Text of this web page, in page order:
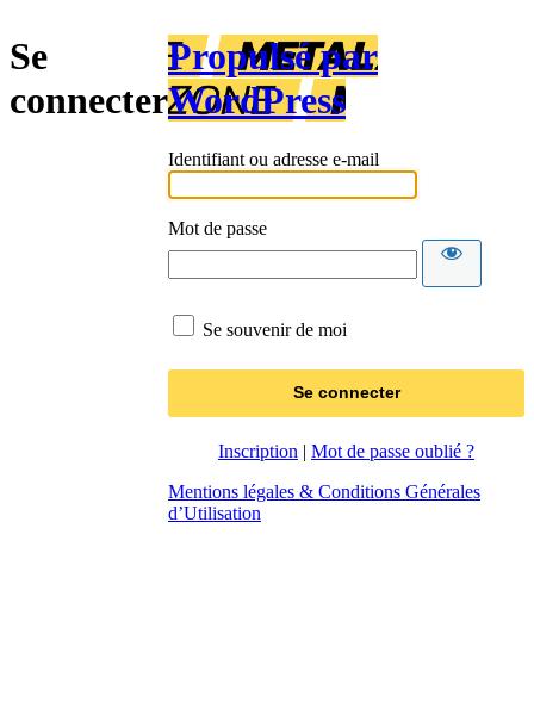
Se
connecter
Propulsé par
WordPress
Identifiant ou adresse e-mail
Mot de passe
Se souvenir de moi
Inscription | Mot de passe oublié ?
Mentions légales & Conditions Générales
d’Utilisation